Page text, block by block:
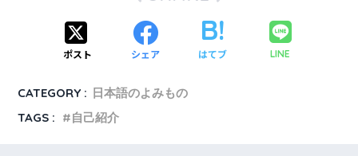
ポスト シェア はてブ LINE
CATEGORY : 日本語のよみもの
TAGS :
自己紹介